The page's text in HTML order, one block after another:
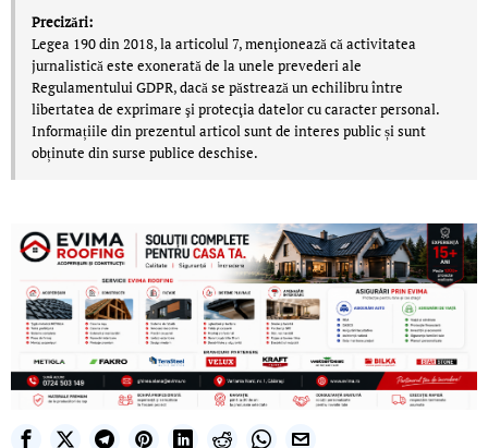
Precizări:
Legea 190 din 2018, la articolul 7, menţionează că activitatea
jurnalistică este exonerată de la unele prevederi ale
Regulamentului GDPR, dacă se păstrează un echilibru între
libertatea de exprimare şi protecţia datelor cu caracter personal.
Informațiile din prezentul articol sunt de interes public și sunt
obținute din surse publice deschise.